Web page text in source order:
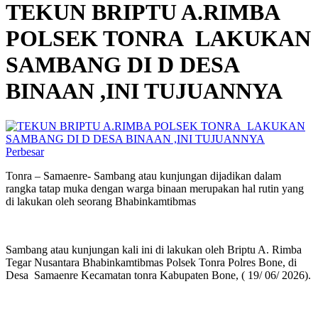
TEKUN BRIPTU A.RIMBA
POLSEK TONRA LAKUKAN
SAMBANG DI D DESA
BINAAN ,INI TUJUANNYA
Perbesar
Tonra – Samaenre- Sambang atau kunjungan dijadikan dalam
rangka tatap muka dengan warga binaan merupakan hal rutin yang
di lakukan oleh seorang Bhabinkamtibmas
Sambang atau kunjungan kali ini di lakukan oleh Briptu A. Rimba
Tegar Nusantara Bhabinkamtibmas Polsek Tonra Polres Bone, di
Desa Samaenre Kecamatan tonra Kabupaten Bone, ( 19/ 06/ 2026).